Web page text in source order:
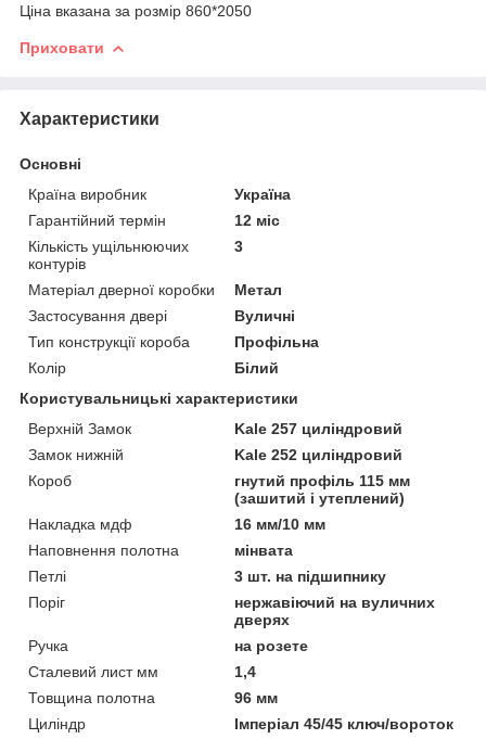
Ціна вказана за розмір 860*2050
Приховати
Характеристики
Основні
Країна виробник
Україна
Гарантійний термін
12 міс
Кількість ущільнюючих
контурів
3
Матеріал дверної коробки
Метал
Застосування двері
Вуличні
Тип конструкції короба
Профільна
Колір
Білий
Користувальницькі характеристики
Верхній Замок
Kale 257 циліндровий
Замок нижній
Kale 252 циліндровий
Короб
гнутий профіль 115 мм
(зашитий і утеплений)
Накладка мдф
16 мм/10 мм
Наповнення полотна
мінвата
Петлі
3 шт. на підшипнику
Поріг
нержавіючий на вуличних
дверях
Ручка
на розете
Сталевий лист мм
1,4
Товщина полотна
96 мм
Циліндр
Імперіал 45/45 ключ/вороток